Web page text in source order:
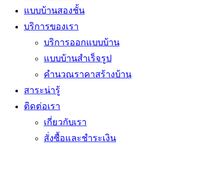
แบบบ้านสองชั้น
บริการของเรา
บริการออกแบบบ้าน
แบบบ้านสำเร็จรูป
คำนวณราคาสร้างบ้าน
สาระน่ารู้
ติดต่อเรา
เกี่ยวกับเรา
สั่งซื้อและชำระเงิน